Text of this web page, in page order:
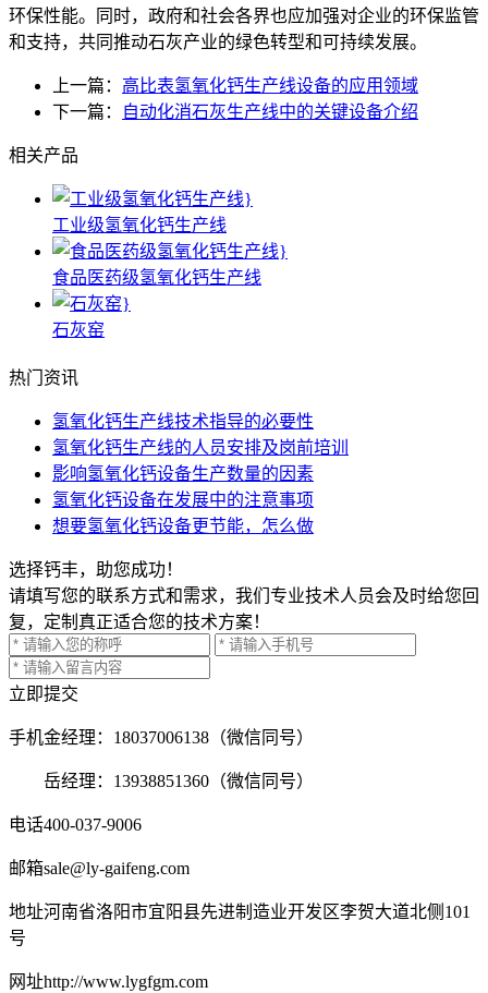
环保性能。同时，政府和社会各界也应加强对企业的环保监管
和支持，共同推动石灰产业的绿色转型和可持续发展。
上一篇： 高比表氢氧化钙生产线设备的应用领域
下一篇：
自动化消石灰生产线中的关键设备介绍
相关产品
工业级氢氧化钙生产线
食品医药级氢氧化钙生产线
石灰窑
热门资讯
氢氧化钙生产线技术指导的必要性
氢氧化钙生产线的人员安排及岗前培训
影响氢氧化钙设备生产数量的因素
氢氧化钙设备在发展中的注意事项
想要氢氧化钙设备更节能，怎么做
选择钙丰，助您成功！
请填写您的联系方式和需求，我们专业技术人员会及时给您回
复，定制真正适合您的技术方案！
立即提交
手机金经理：18037006138（微信同号）
岳经理：13938851360（微信同号）
电话400-037-9006
邮箱sale@ly-gaifeng.com
地址河南省洛阳市宜阳县先进制造业开发区李贺大道北侧101
号
网址http://www.lygfgm.com